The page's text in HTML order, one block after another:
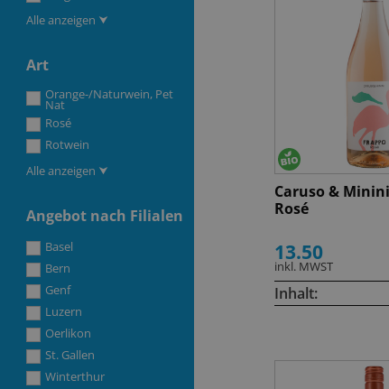
Alle anzeigen ⮟
Art
Orange-/Naturwein, Pet
Nat
Rosé
Rotwein
Alle anzeigen ⮟
Angebot nach Filialen
Basel
Bern
Genf
Luzern
Oerlikon
St. Gallen
Winterthur
Caruso &
Rosé
13.50
inkl. MWST
Inhalt: